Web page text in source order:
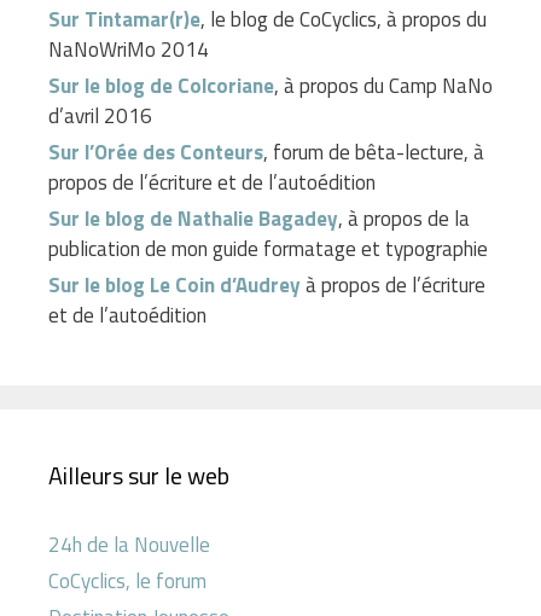
Sur Tintamar(r)e, le blog de CoCyclics, à propos du
NaNoWriMo 2014
Sur le blog de Colcoriane, à propos du Camp NaNo
d’avril 2016
Sur l’Orée des Conteurs, forum de bêta-lecture, à
propos de l’écriture et de l’autoédition
Sur le blog de Nathalie Bagadey, à propos de la
publication de mon guide formatage et typographie
Sur le blog Le Coin d’Audreyà propos de l’écriture
et de l’autoédition
Ailleurs sur le web
24h de la Nouvelle
CoCyclics, le forum